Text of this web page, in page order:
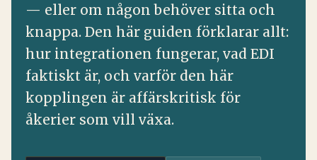
— eller om någon behöver sitta och
knappa. Den här guiden förklarar allt:
hur integrationen fungerar, vad EDI
faktiskt är, och varför den här
kopplingen är affärskritisk för
åkerier som vill växa.